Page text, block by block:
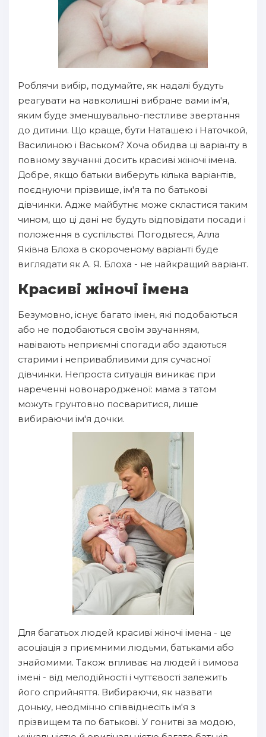
Роблячи вибір, подумайте, як надалі будуть
реагувати на навколишні вибране вами ім'я,
яким буде зменшувально-пестливе звертання
до дитини. Що краще, бути Наташею і Наточкой,
Василиною і Васьком? Хоча обидва ці варіанту в
повному звучанні досить красиві жіночі імена.
Добре, якщо батьки виберуть кілька варіантів,
поєднуючи прізвище, ім'я та по батькові
дівчинки. Адже майбутнє може скластися таким
чином, що ці дані не будуть відповідати посади і
положення в суспільстві. Погодьтеся, Алла
Яківна Блоха в скороченому варіанті буде
виглядати як А. Я. Блоха - не найкращий варіант.
Красиві жіночі імена
Безумовно, існує багато імен, які подобаються
або не подобаються своїм звучанням,
навівають неприємні спогади або здаються
старими і непривабливими для сучасної
дівчинки. Непроста ситуація виникає при
нареченні новонародженої: мама з татом
можуть грунтовно посваритися, лише
вибираючи ім'я дочки.
Для багатьох людей красиві жіночі імена - це
асоціація з приємними людьми, батьками або
знайомими. Також впливає на людей і вимова
імені - від мелодійності і чуттєвості залежить
його сприйняття. Вибираючи, як назвати
доньку, неодмінно співвіднесіть ім'я з
прізвищем та по батькові. У гонитві за модою,